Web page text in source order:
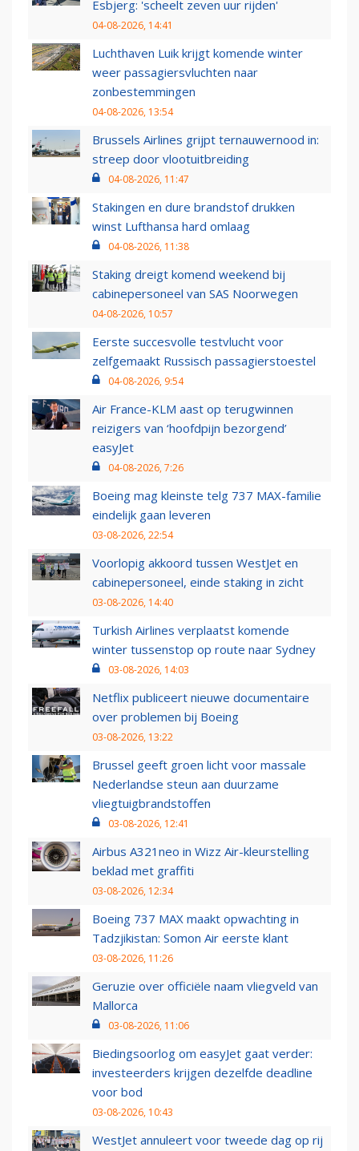
Esbjerg: 'scheelt zeven uur rijden'
04-08-2026, 14:41
Luchthaven Luik krijgt komende winter
weer passagiersvluchten naar
zonbestemmingen
04-08-2026, 13:54
Brussels Airlines grijpt ternauwernood in:
streep door vlootuitbreiding
04-08-2026, 11:47
Stakingen en dure brandstof drukken
winst Lufthansa hard omlaag
04-08-2026, 11:38
Staking dreigt komend weekend bij
cabinepersoneel van SAS Noorwegen
04-08-2026, 10:57
Eerste succesvolle testvlucht voor
zelfgemaakt Russisch passagierstoestel
04-08-2026, 9:54
Air France-KLM aast op terugwinnen
reizigers van ‘hoofdpijn bezorgend’
easyJet
04-08-2026, 7:26
Boeing mag kleinste telg 737 MAX-familie
eindelijk gaan leveren
03-08-2026, 22:54
Voorlopig akkoord tussen WestJet en
cabinepersoneel, einde staking in zicht
03-08-2026, 14:40
Turkish Airlines verplaatst komende
winter tussenstop op route naar Sydney
03-08-2026, 14:03
Netflix publiceert nieuwe documentaire
over problemen bij Boeing
03-08-2026, 13:22
Brussel geeft groen licht voor massale
Nederlandse steun aan duurzame
vliegtuigbrandstoffen
03-08-2026, 12:41
Airbus A321neo in Wizz Air-kleurstelling
beklad met graffiti
03-08-2026, 12:34
Boeing 737 MAX maakt opwachting in
Tadzjikistan: Somon Air eerste klant
03-08-2026, 11:26
Geruzie over officiële naam vliegveld van
Mallorca
03-08-2026, 11:06
Biedingsoorlog om easyJet gaat verder:
investeerders krijgen dezelfde deadline
voor bod
03-08-2026, 10:43
WestJet annuleert voor tweede dag op rij